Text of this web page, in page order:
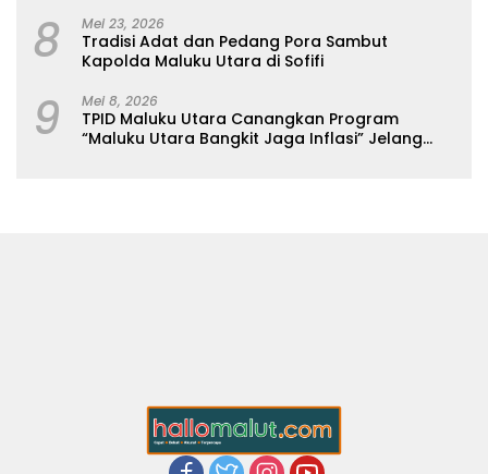
8 Mei 23, 2026
Tradisi Adat dan Pedang Pora Sambut
Kapolda Maluku Utara di Sofifi
9 Mei 8, 2026
TPID Maluku Utara Canangkan Program
“Maluku Utara Bangkit Jaga Inflasi” Jelang